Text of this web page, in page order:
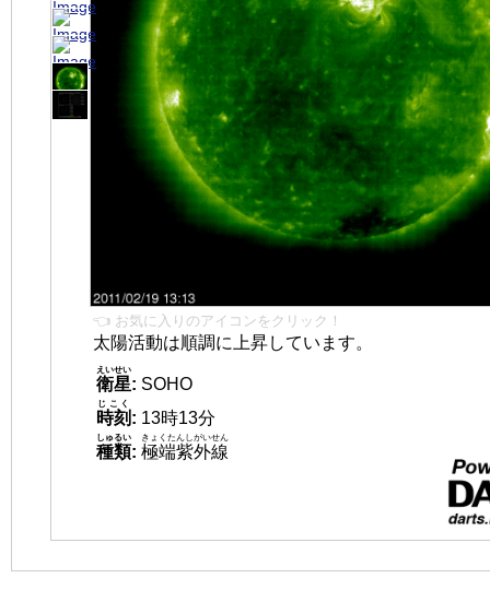
👈 お気に入りのアイコンをクリック！
太陽活動は順調に上昇しています。
衛星
えいせい
: SOHO
時刻
じこく
: 13時13分
種類
しゅるい
: 極端紫外線
きょくたんしがいせん